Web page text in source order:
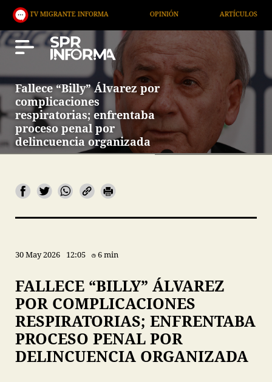
INFORMA OPINIÓN ARTÍCULOS
Fallece “Billy” Álvarez por
complicaciones
respiratorias; enfrentaba
proceso penal por
delincuencia organizada
30 May 2026 12:05 6 min
FALLECE “BILLY” ÁLVAREZ
POR COMPLICACIONES
RESPIRATORIAS; ENFRENTABA
PROCESO PENAL POR
DELINCUENCIA ORGANIZADA